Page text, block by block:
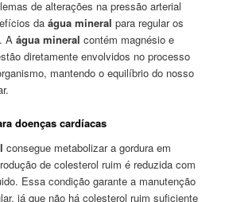
de alterações na pressão arterial
daágua mineral para regular os
Aágua mineral contém magnésio e
diretamente envolvidos no processo
mantendo o equilíbrio do nosso
doenças cardíacas
consegue metabolizar a gordura em
de colesterol ruim é reduzida com
Essa condição garante a manutenção
já que não há colesterol ruim suficiente